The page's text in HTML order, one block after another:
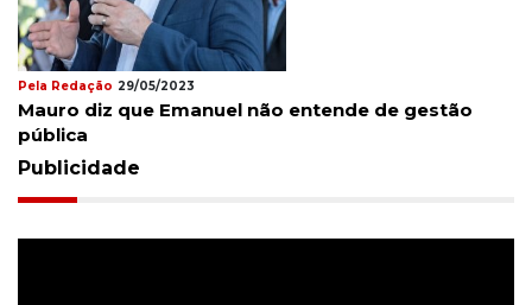
Pela Redação 29/05/2023
Mauro diz que Emanuel não entende de gestão
pública
Publicidade